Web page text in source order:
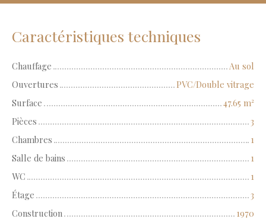
Caractéristiques techniques
Chauffage
Au sol
Ouvertures
PVC/Double vitrage
Surface
47.65 m²
Pièces
3
Chambres
1
Salle de bains
1
WC
1
Étage
3
Construction
1970